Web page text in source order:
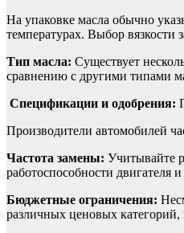
На упаковке масла обычно
температурах. Выбор вязкости
Тип масла: Существует
сравнению с другими типами
Спецификации и одобрения:
Производители автомобилей
Частота замены: Учитывайте
работоспособности двигателя
Бюджетные ограничения:
различных ценовых